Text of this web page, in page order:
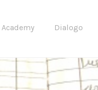
Academy Dialogo